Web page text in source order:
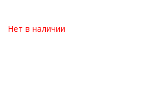
Нет в наличии